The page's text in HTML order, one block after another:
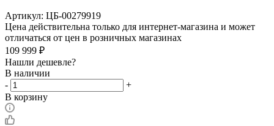
Артикул: ЦБ-00279919
Цена действительна только для интернет-магазина и может
отличаться от цен в розничных магазинах
109 999 ₽
Нашли дешевле?
В наличии
-
+
В корзину